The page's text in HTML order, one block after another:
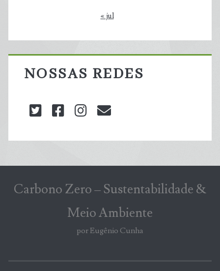
« jul
NOSSAS REDES
twitterfacebookinstagram
Carbono Zero – Sustentabilidade &
Meio Ambiente
por Eugênio Cunha